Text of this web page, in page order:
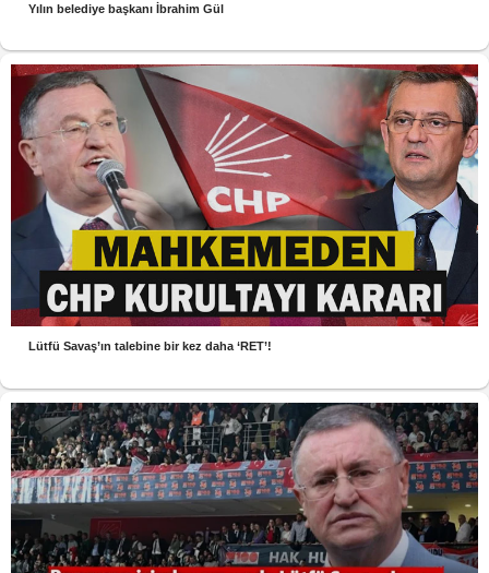
Yılın belediye başkanı İbrahim Gül
Lütfü Savaş’ın talebine bir kez daha ‘RET’!